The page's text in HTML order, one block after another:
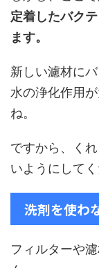
定着したバク
ます。
新しい濾材に
水の浄化作用
ね。
ですから、く
いようにしてく
洗剤を使わ
フィルターや